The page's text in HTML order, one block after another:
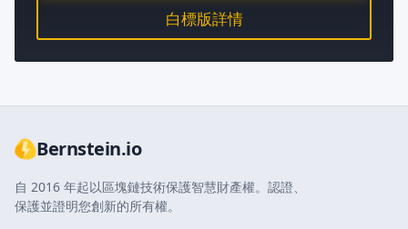
白標版詳情
Bernstein.io
自 2016 年起以區塊鏈技術保護智慧財產權。認證、
保護並證明您創新的所有權。